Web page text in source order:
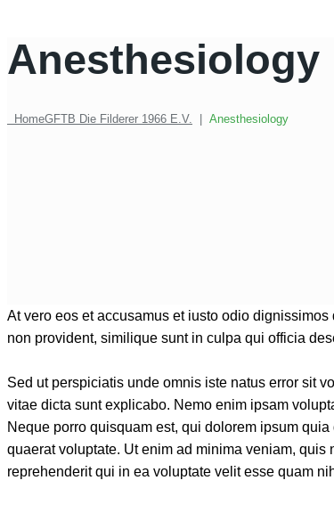
Anesthesiology
HomeGFTB Die Filderer 1966 E.V. Anesthesiology
At vero eos et accusamus et iusto odio
non provident, similique sunt in culpa qui officia
Sed ut perspiciatis unde omnis iste natus error sit
vitae dicta sunt explicabo. Nemo enim ipsam
Neque porro quisquam est, qui dolorem ipsum
quaerat voluptate. Ut enim ad minima veniam,
reprehenderit qui in ea voluptate velit esse quam